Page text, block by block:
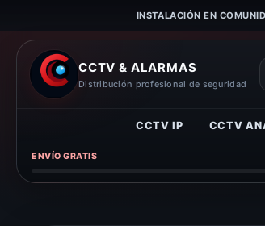
INSTALACIÓN EN
CCTV & ALARMAS
Distribución profesional de seguridad
CCTV IP CCTV
ENVÍO GRATIS